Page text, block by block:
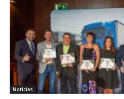
Noticias